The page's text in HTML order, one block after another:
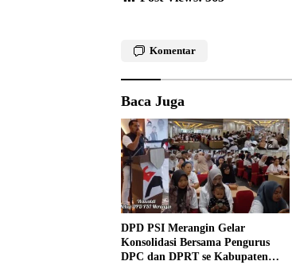
Komentar
Baca Juga
DPD PSI Merangin Gelar
Konsolidasi Bersama Pengurus
DPC dan DPRT se Kabupaten